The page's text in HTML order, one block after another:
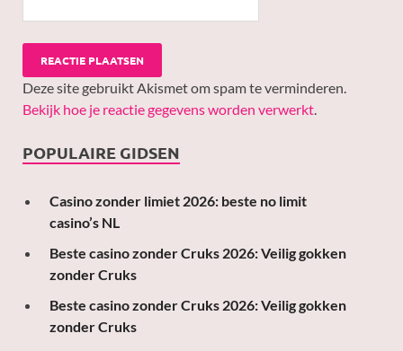
Deze site gebruikt Akismet om spam te verminderen.
Bekijk hoe je reactie gegevens worden verwerkt
POPULAIRE GIDSEN
Casino zonder limiet 2026: beste no limit
casino’s NL
Beste casino zonder Cruks 2026: Veilig gokken
zonder Cruks
Beste casino zonder Cruks 2026: Veilig gokken
zonder Cruks